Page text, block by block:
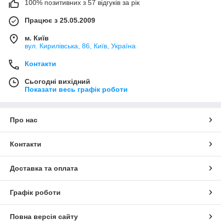
100% позитивних з 57 відгуків за рік
Працює з 25.05.2009
м. Київ
вул. Кирилівська, 86, Київ, Україна
Контакти
Сьогодні вихідний
Показати весь графік роботи
Про нас
Контакти
Доставка та оплата
Графік роботи
Повна версія сайту